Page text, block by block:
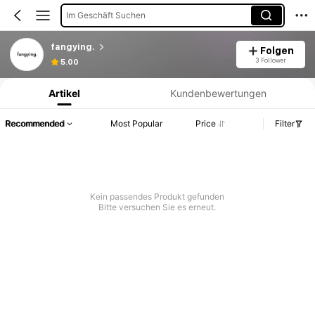
Im Geschäft Suchen
fangying.
5.00
Folgen
3 Follower
Produktinformation: Preisangabe, Verkaufs- und Lagerbestandsdetails.
Artikel Kundenbewertungen
Recommended Most Popular Price Filter
Kein passendes Produkt gefunden
Bitte versuchen Sie es erneut.